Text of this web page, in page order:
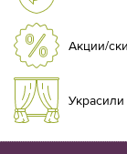
Акции/